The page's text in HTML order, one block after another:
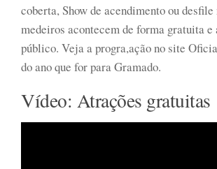
coberta, Show de acendimento ou desfile
medeiros acontecem de forma gratuita e
público. Veja a progra,ação no site
do ano que for para Gramado.
Vídeo: Atrações gratuitas